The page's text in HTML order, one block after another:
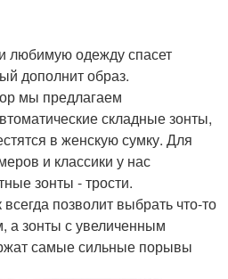
любимую одежду спасет
дополнит образ.
мы предлагаем
складные зонты,
в женскую сумку. Для
и классики у нас
зонты - трости.
позволит выбрать что-то
а зонты с увеличенным
самые сильные порывы